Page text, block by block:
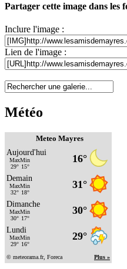
Partager cette image dans les
Inclure l'image :
Lien de l'image :
Météo
Meteo Mayres